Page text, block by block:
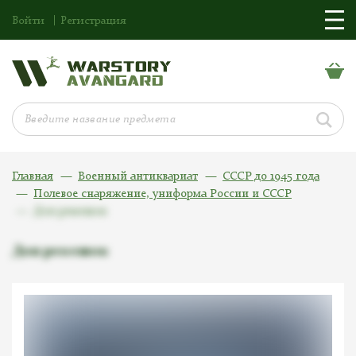
Войти Регистрация
Главная Военный антиквариат
СССР до 1945 года
Полевое снаряжение, униформа России и СССР
Доп ремешок